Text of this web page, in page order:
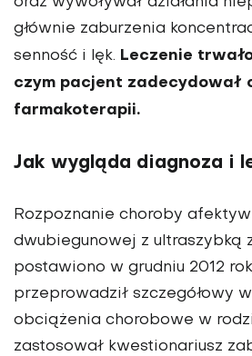
oraz wywoływał działania
głównie zaburzenia
senność i lęk. Leczenie
czym pacjent zadecydował
farmakoterapii.
Jak wygląda diagnoza i
Rozpoznanie choroby
dwubiegunowej z ultra­szybką
postawiono w grudniu 2012
przeprowadził szczegółowy
obciążenia chorobowe w
zastosował kwe­stionariusz